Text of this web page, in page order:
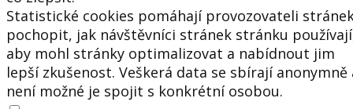
Statistické cookies pomáhají provozovateli
pochopit, jak návštěvníci stránek stránku
aby mohl stránky optimalizovat a nabídnout jim
lepší zkušenost. Veškerá data se sbírají anonymně
není možné je spojit s konkrétní osobou.